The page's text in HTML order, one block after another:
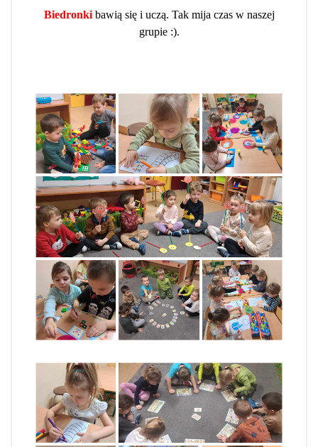
Biedronki bawią się i uczą. Tak mija czas w naszej
grupie :).